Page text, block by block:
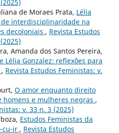
de Moraes Prata, Lélia
interdisciplinaridade na
decoloniais , Revista Estudos
Amanda dos Santos Pereira,
Lélia Gonzalez: reflexões para
, Revista Estudos Feministas: v.
O amor enquanto direito
homens e mulheres negras ,
v. 33 n. 3 (2025)
Estudos Feministas da
ir , Revista Estudos